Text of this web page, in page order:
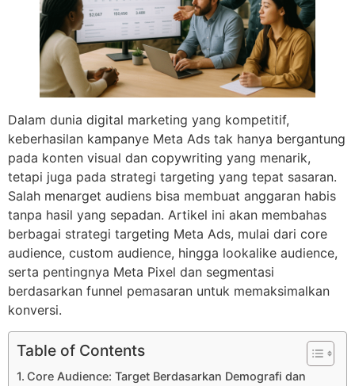
Dalam dunia digital marketing yang kompetitif,
keberhasilan kampanye Meta Ads tak hanya bergantung
pada konten visual dan copywriting yang menarik,
tetapi juga pada strategi targeting yang tepat sasaran.
Salah menarget audiens bisa membuat anggaran habis
tanpa hasil yang sepadan. Artikel ini akan membahas
berbagai strategi targeting Meta Ads, mulai dari core
audience, custom audience, hingga lookalike audience,
serta pentingnya Meta Pixel dan segmentasi
berdasarkan funnel pemasaran untuk memaksimalkan
konversi.
Table of Contents
Core Audience: Target Berdasarkan Demografi dan